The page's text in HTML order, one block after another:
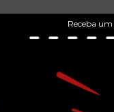
Receba